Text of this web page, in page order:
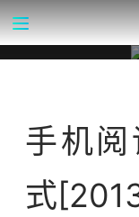
手机
式